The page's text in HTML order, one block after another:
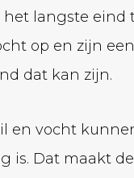
langste
op en zijn
dat kan zijn.
en vocht
is. Dat maakt